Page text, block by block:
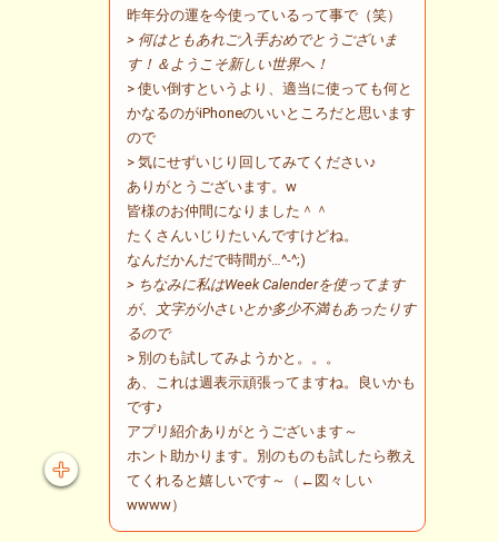
昨年分の運を今使っているって事で（笑）
> 何はともあれご入手おめでとうございま
す！＆ようこそ新しい世界へ！
> 使い倒すというより、適当に使っても何と
かなるのがiPhoneのいいところだと思います
ので
> 気にせずいじり回してみてください♪
ありがとうございます。w
皆様のお仲間になりました＾＾
たくさんいじりたいんですけどね。
なんだかんだで時間が…^-^;)
> ちなみに私はWeek Calenderを使ってます
が、文字が小さいとか多少不満もあったりす
るので
> 別のも試してみようかと。。。
あ、これは週表示頑張ってますね。良いかも
です♪
アプリ紹介ありがとうございます～
ホント助かります。別のものも試したら教え
てくれると嬉しいです～（←図々しい
wwww）